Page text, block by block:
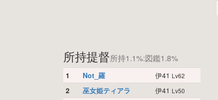
所持提督所持1.1%:図鑑1.8%
1 Not_羅 伊41 Lv62
2 巫女姫ティアラ 伊41 Lv50